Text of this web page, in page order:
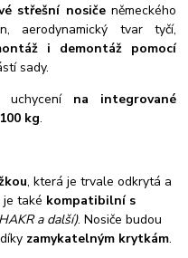
střešní nosičeněmeckého
aerodynamický tvar tyčí,
i demontáž pomocí
sady.
na integrované
kg.
, která je trvale odkrytá a
je také kompatibilní s
a další). Nosiče budou
zamykatelným krytkám.